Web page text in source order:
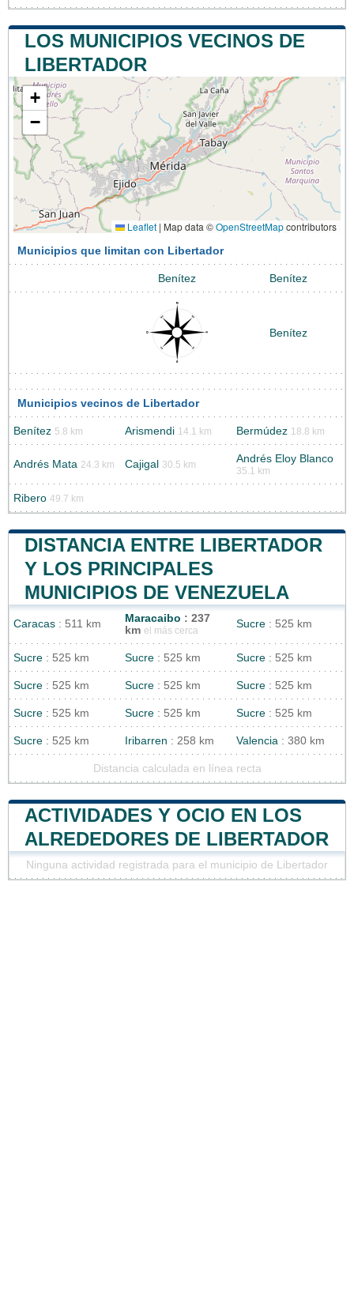
LOS MUNICIPIOS VECINOS DE
LIBERTADOR
+
−
Leaflet | Map data ©OpenStreetMapcontributors
Municipios que limitan con Libertador
Benítez Benítez
Benítez
Municipios vecinos de Libertador
Benítez 5.8 km Arismendi 14.1 km Bermúdez 18.8 km
Andrés Mata 24.3 km Cajigal 30.5 km Andrés Eloy Blanco
35.1 km
Ribero 49.7 km
DISTANCIA ENTRE LIBERTADOR
Y LOS PRINCIPALES
MUNICIPIOS DE VENEZUELA
Caracas : 511 km Maracaibo : 237
km el más cerca
Sucre : 525 km
Sucre : 525 km Sucre : 525 km Sucre : 525 km
Sucre : 525 km Sucre : 525 km Sucre : 525 km
Sucre : 525 km Sucre : 525 km Sucre : 525 km
Sucre : 525 km Iribarren : 258 km Valencia : 380 km
Distancia calculada en línea recta
ACTIVIDADES Y OCIO EN LOS
ALREDEDORES DE LIBERTADOR
Ninguna actividad registrada para el municipio de Libertador